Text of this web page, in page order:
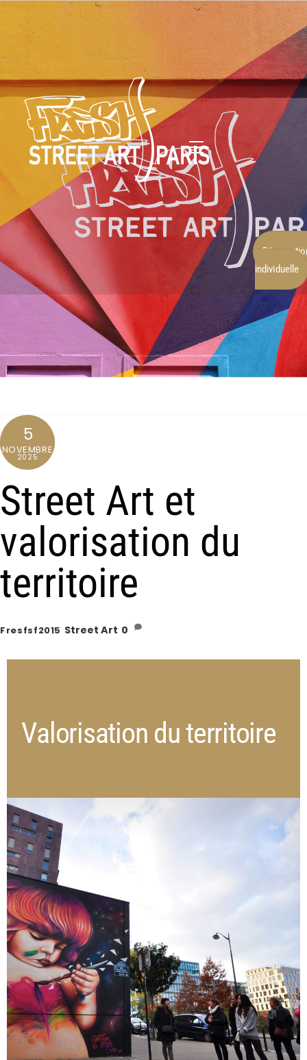
individuelle
5
NOVEMBRE
2025
Street Art et
valorisation du
territoire
Fresfsf2015 Street Art 0
Valorisation du territoire